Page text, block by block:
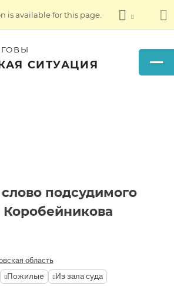
is available for this page.
СИТУАЦИЯ
подсудимого
область
Пожилые Из зала суда